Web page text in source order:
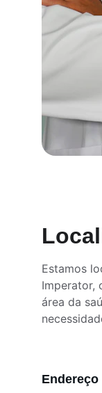
Estamos
Imperator,
área da
Endereço